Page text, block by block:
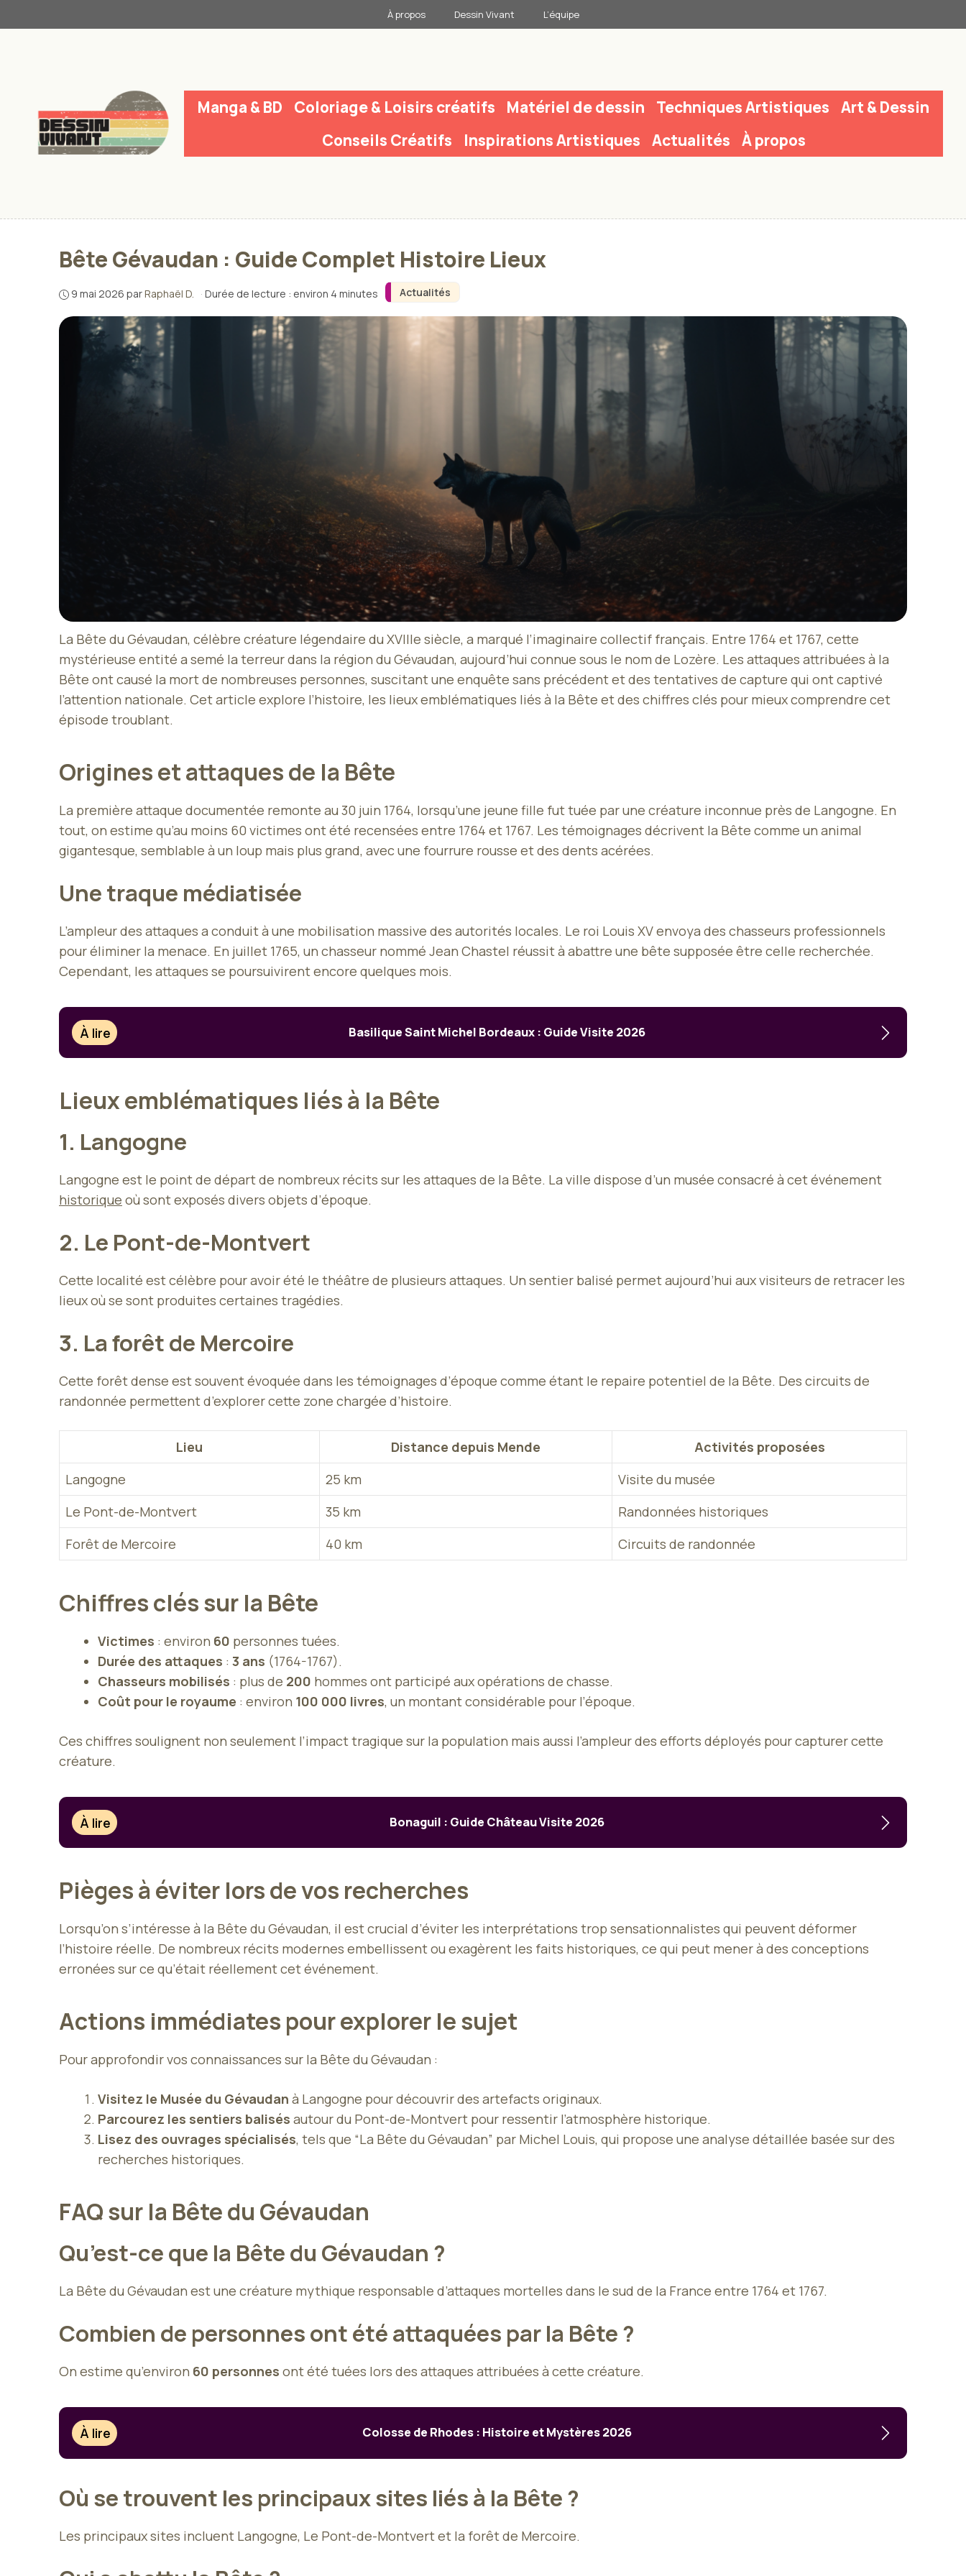
au
À propos Dessin Vivant L’équipe
Manga & BD Coloriage & Loisirs créatifs Matériel de dessin Techniques Artistiques
Art & Dessin
Conseils Créatifs
Inspirations Artistiques Actualités À propos
Actualités
Bête Gévaudan : Guide Complet Histoire Lieux
9 mai 2026 parRaphaël D. · Durée de lecture : environ 4 minutes
La Bête du Gévaudan, célèbre créature légendaire du XVIIIe siècle, a marqué l’imaginaire collectif français. Entre 1764 et 1767, cette
mystérieuse entité a semé la terreur dans la région du Gévaudan, aujourd’hui connue sous le nom de Lozère. Les attaques attribuées à la
Bête ont causé la mort de nombreuses personnes, suscitant une enquête sans précédent et des tentatives de capture qui ont captivé
l’attention nationale. Cet article explore l’histoire, les lieux emblématiques liés à la Bête et des chiffres clés pour mieux comprendre cet
épisode troublant.
Origines et attaques de la Bête
La première attaque documentée remonte au 30 juin 1764, lorsqu’une jeune fille fut tuée par une créature inconnue près de Langogne. En
tout, on estime qu’au moins 60 victimes ont été recensées entre 1764 et 1767. Les témoignages décrivent la Bête comme un animal
gigantesque, semblable à un loup mais plus grand, avec une fourrure rousse et des dents acérées.
Une traque médiatisée
L’ampleur des attaques a conduit à une mobilisation massive des autorités locales. Le roi Louis XV envoya des chasseurs professionnels
pour éliminer la menace. En juillet 1765, un chasseur nommé Jean Chastel réussit à abattre une bête supposée être celle recherchée.
Cependant, les attaques se poursuivirent encore quelques mois.
À lire Basilique Saint Michel Bordeaux : Guide Visite 2026
Lieux emblématiques liés à la Bête
1. Langogne
Langogne est le point de départ de nombreux récits sur les attaques de la Bête. La ville dispose d’un musée consacré à cet événement
historique où sont exposés divers objets d’époque.
2. Le Pont-de-Montvert
Cette localité est célèbre pour avoir été le théâtre de plusieurs attaques. Un sentier balisé permet aujourd’hui aux visiteurs de retracer les
lieux où se sont produites certaines tragédies.
3. La forêt de Mercoire
Cette forêt dense est souvent évoquée dans les témoignages d’époque comme étant le repaire potentiel de la Bête. Des circuits de
randonnée permettent d’explorer cette zone chargée d’histoire.
Lieu Distance depuis Mende
Activités proposées
Langogne
25 km
Visite du musée
Le Pont-de-Montvert
35 km
Randonnées historiques
Forêt de Mercoire
40 km Circuits de randonnée
Chiffres clés sur la Bête
Victimes : environ 60 personnes tuées.
Durée des attaques : 3 ans (1764-1767).
Chasseurs mobilisés : plus de 200 hommes ont participé aux opérations de chasse.
Coût pour le royaume : environ 100 000 livres, un montant considérable pour l’époque.
Ces chiffres soulignent non seulement l’impact tragique sur la population mais aussi l’ampleur des efforts déployés pour capturer cette
créature.
À lire Bonaguil : Guide Château Visite 2026
Pièges à éviter lors de vos recherches
Lorsqu’on s’intéresse à la Bête du Gévaudan, il est crucial d’éviter les interprétations trop sensationnalistes qui peuvent déformer
l’histoire réelle. De nombreux récits modernes embellissent ou exagèrent les faits historiques, ce qui peut mener à des conceptions
erronées sur ce qu’était réellement cet événement.
Actions immédiates pour explorer le sujet
Pour approfondir vos connaissances sur la Bête du Gévaudan :
Visitez le Musée du Gévaudan à Langogne pour découvrir des artefacts originaux.
Parcourez les sentiers balisés autour du Pont-de-Montvert pour ressentir l’atmosphère historique.
Lisez des ouvrages spécialisés, tels que “La Bête du Gévaudan” par Michel Louis, qui propose une analyse détaillée basée sur des
recherches historiques.
FAQ sur la Bête du Gévaudan
Qu’est-ce que la Bête du Gévaudan ?
La Bête du Gévaudan est une créature mythique responsable d’attaques mortelles dans le sud de la France entre 1764 et 1767.
Combien de personnes ont été attaquées par la Bête ?
On estime qu’environ 60 personnes ont été tuées lors des attaques attribuées à cette créature.
À lire Colosse de Rhodes : Histoire et Mystères 2026
Où se trouvent les principaux sites liés à la Bête ?
Les principaux sites incluent Langogne, Le Pont-de-Montvert et la forêt de Mercoire.